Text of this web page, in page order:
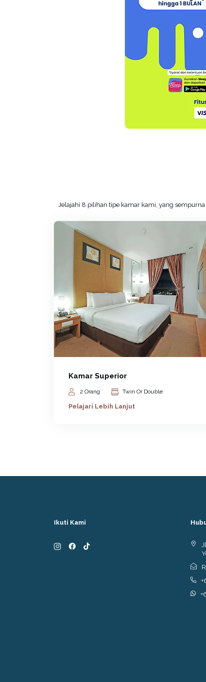
Jelajahi 8 pilihan tipe kamar kami, yang
Kamar Superior
2 Orang Twin Or Double
Pelajari Lebih Lanjut
Ikuti Kami